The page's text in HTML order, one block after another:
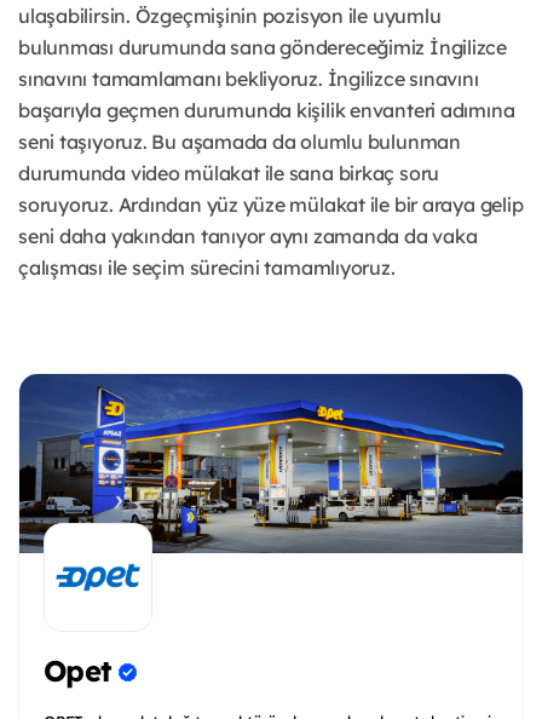
ulaşabilirsin. Özgeçmişinin pozisyon ile uyumlu
bulunması durumunda sana göndereceğimiz İngilizce
sınavını tamamlamanı bekliyoruz. İngilizce sınavını
başarıyla geçmen durumunda kişilik envanteri adımına
seni taşıyoruz. Bu aşamada da olumlu bulunman
durumunda video mülakat ile sana birkaç soru
soruyoruz. Ardından yüz yüze mülakat ile bir araya gelip
seni daha yakından tanıyor aynı zamanda da vaka
çalışması ile seçim sürecini tamamlıyoruz.
Opet